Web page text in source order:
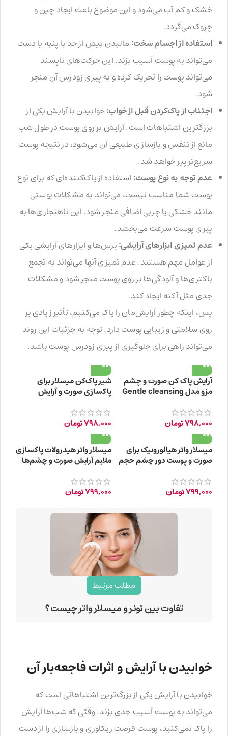
خشک و کم‌ آب می‌شود و این موضوع باعث ایجاد چین و
چروک می‌گردد.
استفاده از اجسام سخت: مالیدن بیش از حد با پنبه یا دست
می‌تواند به پوست آسیب بزند. این حرکت‌های ناپسند
می‌تواند پوست را تحریک کرده و به پیری زودرس آن منجر
شود.
اجتناب از پاک‌کردن قبل از خواب:خوابیدن با آرایش یکی از
بزرگترین اشتباهات است. آرایش بر روی پوست در طول شب
مانع از تنفس و بازسازی طبیعی آن می‌شود، در نتیجه پوست
سریع‌تر پیر خواهد شد.
عدم توجه به نوع پوست: استفاده از پاک‌کننده‌ای که برای نوع
پوست شما مناسب نیست، می‌تواند به مشکلات پوستی
مانند خشکی یا چربی اضافی منجر شود. این ناهنجاری‌ها به
پیری پوست سرعت می‌بخشد.
عدم تمیزی ابزارهای آرایشی:برس‌ها و ابزارهای آرایشی یکی
از عوامل مهم هستند. عدم تمیزی آنها می‌تواند به تجمع
باکتری‌ها و آلودگی‌ها بر روی پوست منجر شود و مشکلات
جدی مثل آکنه ایجاد کند.
پس، اینکه چطور آرایش‌مان را پاک می‌کنیم، تأثیر زیادی بر
روی سلامتی و زیبایی پوست دارد. توجه به جزئیات این روند
می‌تواند راهی برای جلوگیری از پیری زودرس پوست باشد.
آرایش پاک‌ کن صورت و چشم
مزو مدل Gentle cleansing
798,000تومان
شیر پاک‌کن میسلار برای
پاکسازی صورت و آرایش
میلی‌لیتر
798,000تومان
میسلار واتر هیالورونیک برای
صورت و پوست دور چشم حجم
799,000تومان
میسلار واتر هیدرولات پاکسازی
ملایم آرایش صورت و چشم‌ها
799,000تومان
مطلب مرتبط
تفاوت بین تونر و میسلار واتر چیست؟
خوابیدن با آرایش و اثرات فاجعه‌بار آن
خوابیدن با آرایش یکی از بزرگ‌ترین اشتباهاتی است که
می‌تواند به پوست آسیب جدی بزند. وقتی که شب‌ها آرایش‌
را پاک نمی‌کنید، پوست فرصت ریکاوری و بازسازی را از دست